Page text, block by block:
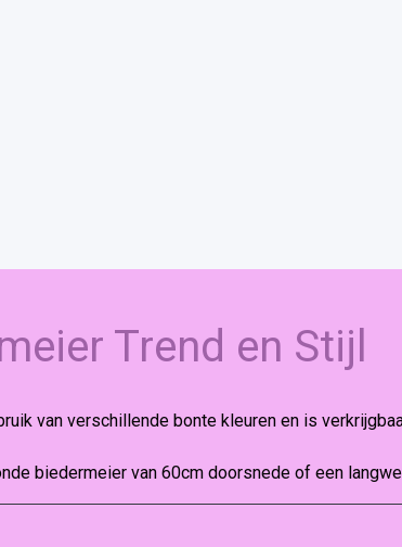
Trend en Stijl
van verschillende bonte kleuren en is
biedermeier van 60cm doorsnede of een